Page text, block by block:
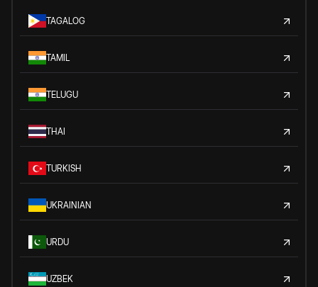
TAGALOG
TAMIL
TELUGU
THAI
TURKISH
UKRAINIAN
URDU
UZBEK